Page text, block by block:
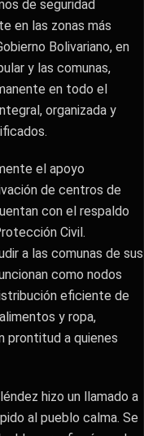
de seguridad
en las zonas más
Bolivariano, en
y las comunas,
en todo el
organizada y
el apoyo
de centros de
con el respaldo
Civil.
a las comunas de sus
como nodos
eficiente de
y ropa,
prontitud a quienes
hizo un llamado a
al pueblo calma. Se